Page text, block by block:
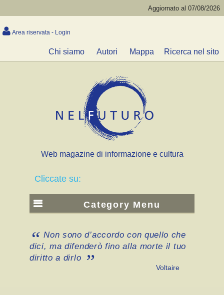
Aggiornato al 07/08/2026
Area riservata - Login
Chi siamo Autori Mappa Ricerca nel sito
Web magazine di informazione e cultura
Cliccate su:
Category Menu
Non sono d’accordo con quello che
dici, ma difenderò fino alla morte il tuo
diritto a dirlo
Voltaire